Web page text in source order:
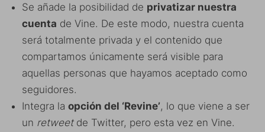
Se añade la posibilidad de privatizar nuestra
cuenta de Vine. De este modo, nuestra cuenta
será totalmente privada y el contenido que
compartamos únicamente será visible para
aquellas personas que hayamos aceptado como
seguidores.
Integra la opción del ‘Revine’, lo que viene a ser
un retweetde Twitter, pero esta vez en Vine.